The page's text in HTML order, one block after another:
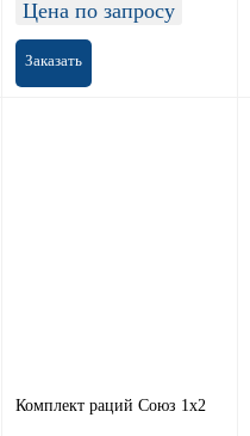
Цена по запросу
Заказать
Комплект раций Союз 1х2